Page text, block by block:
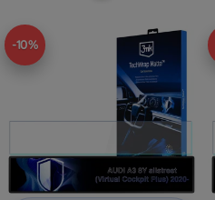
-10%